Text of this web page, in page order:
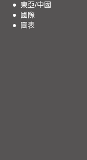
● 東亞/中國
●
國際
●
圖表